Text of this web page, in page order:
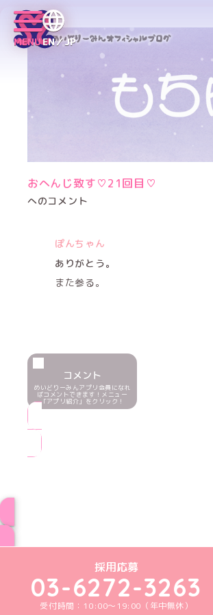
MENUEN／JP
おへんじ致す♡21回目♡
へのコメント
ぽんちゃん
ありがとう。
また参る。
コメント
めいどりーみんアプリ会員になれ
ばコメントできます！メニュー
「アプリ紹介」をクリック！
めいどりー
めい
採用応募
03-6272-3263
受付時間：10:00～19:00（年中無休）